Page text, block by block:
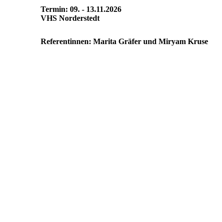
Termin: 09. - 13.11.2026
VHS Norderstedt
Referentinnen: Marita Gräfer und Miryam Kruse